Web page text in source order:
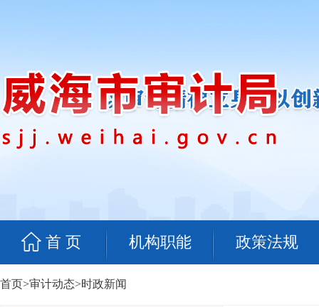
首 页 机构职能 政策法规
首页>审计动态>时政新闻